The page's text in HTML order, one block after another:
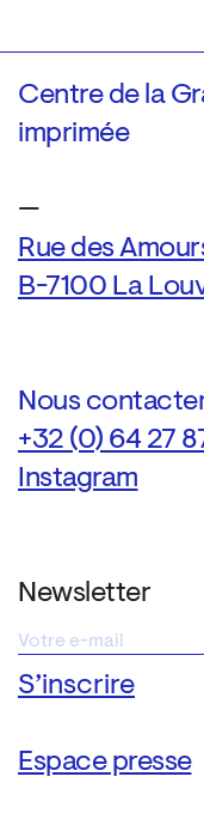
Centre de la
imprimée
—
Rue des
B-7100 La
Nous
+32 (0) 64 27
Instagram
Newsletter
Espace presse